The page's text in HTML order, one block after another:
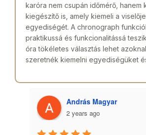
karóra nem csupán időmérő, hanem
kiegészítő is, amely kiemeli a
egyediségét. A chronograph
praktikussá és funkcionalitássá
óra tökéletes választás lehet
szeretnék kiemelni egyediségüket
András Magyar
2 years ago